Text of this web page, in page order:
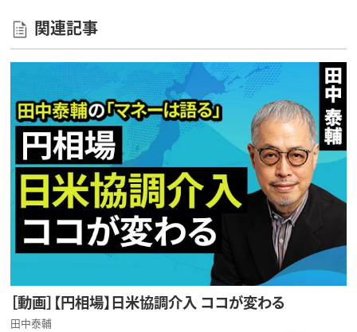
関連記事
［動画］【円相場】日米協調介入 ココが変わる
田中泰輔